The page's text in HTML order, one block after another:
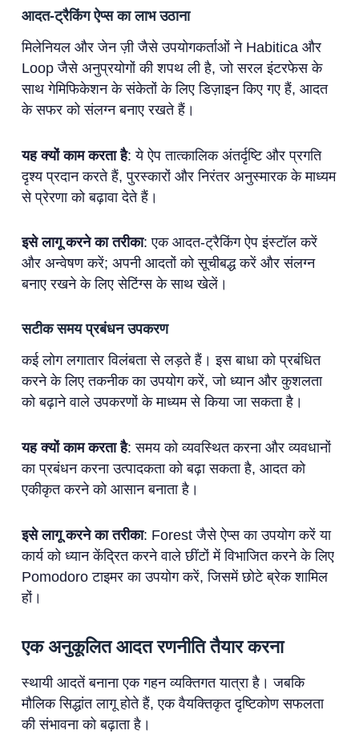
आदत-ट्रैकिंग ऐप्स का लाभ उठाना
मिलेनियल और जेन ज़ी जैसे उपयोगकर्ताओं ने Habitica और
Loop जैसे अनुप्रयोगों की शपथ ली है, जो सरल इंटरफेस के
साथ गेमिफिकेशन के संकेतों के लिए डिज़ाइन किए गए हैं, आदत
के सफर को संलग्न बनाए रखते हैं।
यह क्यों काम करता है: ये ऐप तात्कालिक अंतर्दृष्टि और प्रगति
दृश्य प्रदान करते हैं, पुरस्कारों और निरंतर अनुस्मारक के माध्यम
से प्रेरणा को बढ़ावा देते हैं।
इसे लागू करने का तरीका: एक आदत-ट्रैकिंग ऐप इंस्टॉल करें
और अन्वेषण करें; अपनी आदतों को सूचीबद्ध करें और संलग्न
बनाए रखने के लिए सेटिंग्स के साथ खेलें।
सटीक समय प्रबंधन उपकरण
कई लोग लगातार विलंबता से लड़ते हैं। इस बाधा को प्रबंधित
करने के लिए तकनीक का उपयोग करें, जो ध्यान और कुशलता
को बढ़ाने वाले उपकरणों के माध्यम से किया जा सकता है।
यह क्यों काम करता है: समय को व्यवस्थित करना और व्यवधानों
का प्रबंधन करना उत्पादकता को बढ़ा सकता है, आदत को
एकीकृत करने को आसान बनाता है।
इसे लागू करने का तरीका: Forest जैसे ऐप्स का उपयोग करें या
कार्य को ध्यान केंद्रित करने वाले छींटों में विभाजित करने के लिए
Pomodoro टाइमर का उपयोग करें, जिसमें छोटे ब्रेक शामिल
हों।
एक अनुकूलित आदत रणनीति तैयार करना
स्थायी आदतें बनाना एक गहन व्यक्तिगत यात्रा है। जबकि
मौलिक सिद्धांत लागू होते हैं, एक वैयक्तिकृत दृष्टिकोण सफलता
की संभावना को बढ़ाता है।